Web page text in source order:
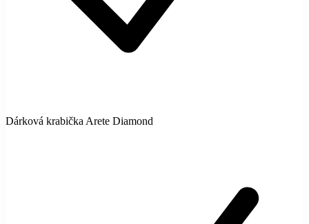
Dárková krabička Arete Diamond